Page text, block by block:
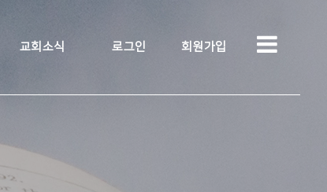
교회소식 로그인 회원가입